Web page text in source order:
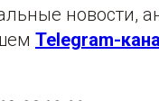
новости,
Telegram-